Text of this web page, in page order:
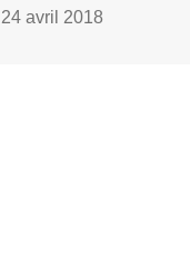
24 avril 2018